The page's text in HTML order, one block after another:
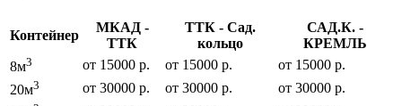
Контейнер
МКАД -
ТТК
ТТК - Сад.
кольцо
САД.К. -
КРЕМЛЬ
8м3 от 15000 р. от 15000 р.
от 15000 р.
20м3 от 30000 р. от 30000 р.
от 30000 р.